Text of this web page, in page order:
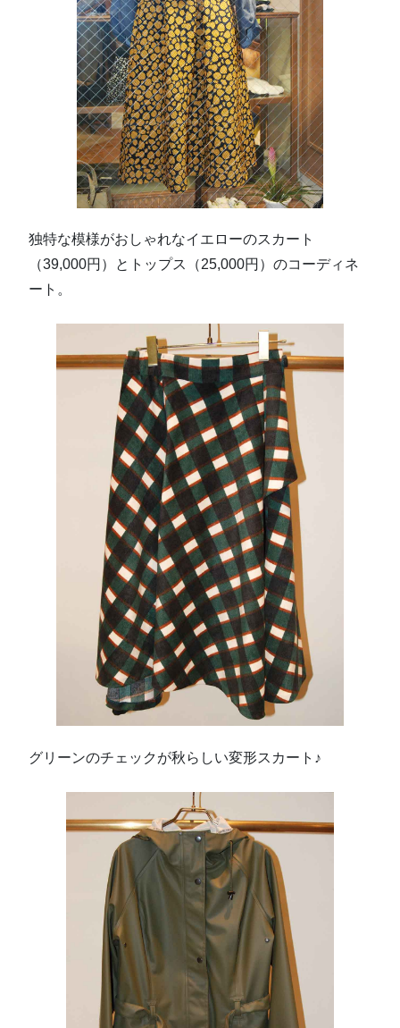
独特な模様がおしゃれなイエローのスカート
（39,000円）とトップス（25,000円）のコーディネ
ート。
グリーンのチェックが秋らしい変形スカート♪